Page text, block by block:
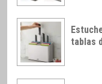
tablas